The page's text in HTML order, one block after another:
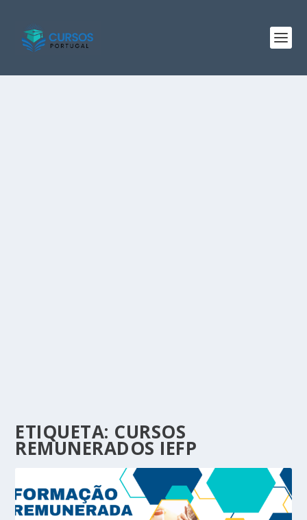
ETIQUETA: CURSOS
REMUNERADOS IEFP